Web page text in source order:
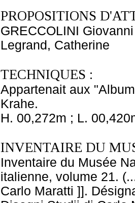
PROPOSITIONS
GRECCOLINI
Legrand, Catherine
TECHNIQUES :
Appartenait aux
Krahe.
H. 00,272m ; L.
INVENTAIRE DU
Inventaire du Musée
italienne, volume 21.
Carlo Maratti ]].